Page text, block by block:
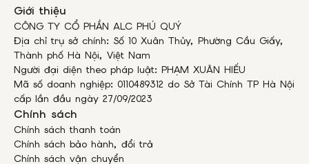
Giới thiệu
CÔNG TY CỔ PHẦN ALC PHÚ QUÝ
Địa chỉ trụ sở chính: Số 10 Xuân Thủy, Phường Cầu Giấy,
Thành phố Hà Nội, Việt Nam
Người đại diện theo pháp luật: PHẠM XUÂN HIẾU
Mã số doanh nghiệp: 0110489312 do Sở Tài Chính TP Hà Nội
cấp lần đầu ngày 27/09/2023
Chính sách
Chính sách thanh toán
Chính sách bảo hành, đổi trả
Chính sách vận chuyển